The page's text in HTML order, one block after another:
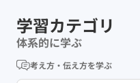
学習カテゴリ
体系的に学ぶ
考え方・伝え方を学ぶ